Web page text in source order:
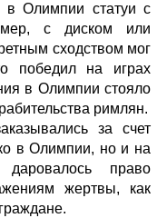
в Олимпии статуи с
с диском или
сходством мог
победил на играх
в Олимпии стояло
римлян.
за счет
в Олимпии, но и на
право
жертвы, как